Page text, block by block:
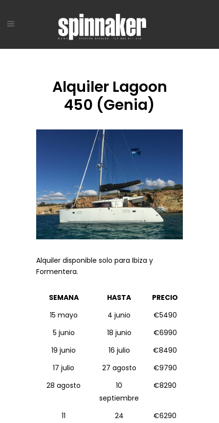
Alquiler Lagoon
450 (Genia)
Alquiler disponible solo para Ibiza y
Formentera.
SEMANA HASTA
PRECIO
15 mayo
4 junio
€5490
5 junio
18 junio
€6990
19 junio
16 julio
€8490
17 julio
27 agosto
€9790
28 agosto
10
septiembre
€8290
11
24
€6290